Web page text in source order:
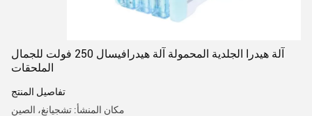
آلة هيدرا الجلدية المحمولة آلة هيدرافيسال 250 فولت للجمال
الملحقات
تفاصيل المنتج
مكان المنشأ: تشجيانغ، الصين